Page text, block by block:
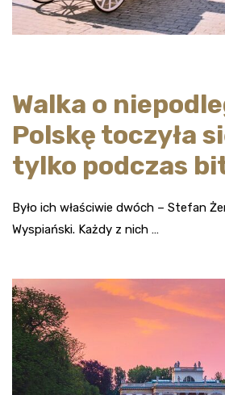
Walka o
Polskę toczyła
tylko podczas
Było ich właściwie dwóch – Stefan
Wyspiański. Każdy z nich …